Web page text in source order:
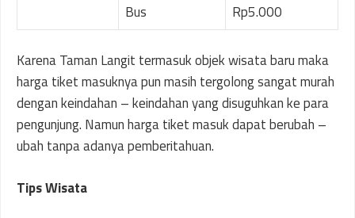
Bus
Rp5.000
Karena Taman Langit termasuk objek wisata baru maka
harga tiket masuknya pun masih tergolong sangat murah
dengan keindahan – keindahan yang disuguhkan ke para
pengunjung. Namun harga tiket masuk dapat berubah –
ubah tanpa adanya pemberitahuan.
Tips Wisata